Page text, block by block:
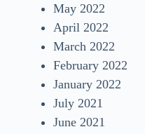
May 2022
April 2022
March 2022
February 2022
January 2022
July 2021
June 2021